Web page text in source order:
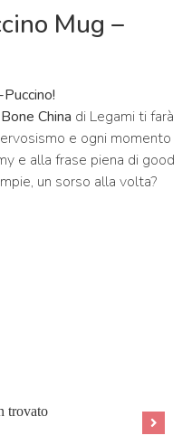
Mug –
China di Legami ti farà
e ogni momento
e alla frase piena di good
un sorso alla volta?
trovato